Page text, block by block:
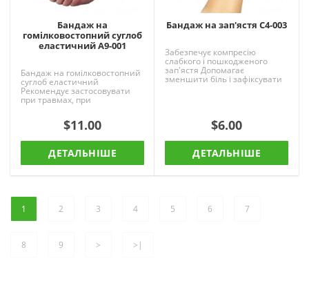
Бандаж на
гомілковостопний суглоб
еластичний A9-001
Бандаж на гомілковостопний
суглоб еластичний
Рекомендує застосовувати
при травмах, при
пошкодженнях зв'язок, в
період реабілітації після
гіпсової пов'..$11.00
ДЕТАЛЬНІШЕ
Бандаж на зап'ястя C4-003
Забезпечує компресію
слабкого і пошкодженого
зап'ястя Допомагає
зменшити біль і зафіксувати
зап'ястя Застосуємо для
$6.00
ДЕТАЛЬНІШЕ
1 2 3 4 5 6 7
8 9 > >|